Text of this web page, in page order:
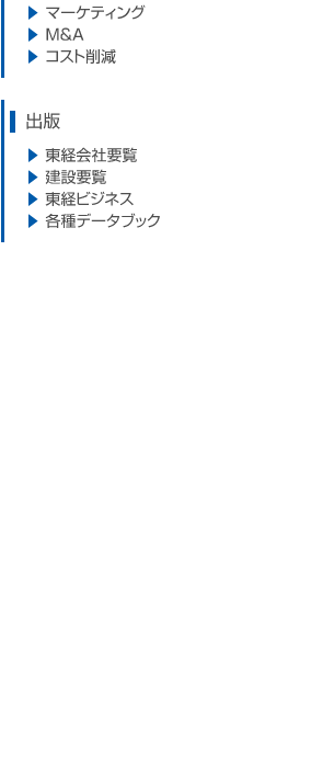
デザイン戦略
マーケティング
M&A
コスト削減
東経会社要覧
建設要覧
東経ビジネス
各種データブック